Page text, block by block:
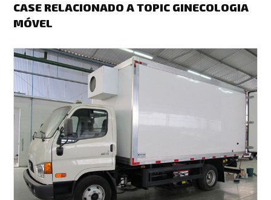
CASE RELACIONADO A TOPIC GINECOLOGIA
MÓVEL